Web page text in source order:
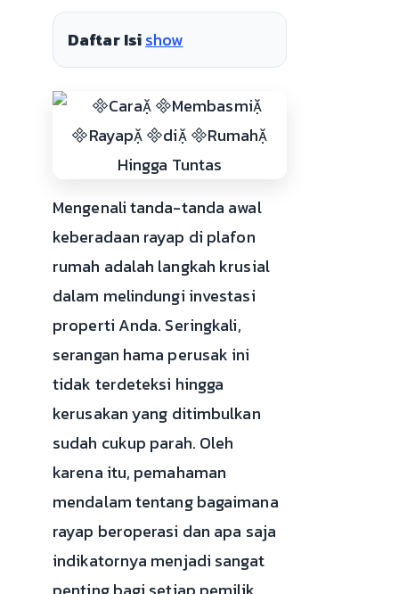
Daftar Isishow
Mengenali tanda-tanda awal
keberadaan rayap di plafon
rumah adalah langkah krusial
dalam melindungi investasi
properti Anda. Seringkali,
serangan hama perusak ini
tidak terdeteksi hingga
kerusakan yang ditimbulkan
sudah cukup parah. Oleh
karena itu, pemahaman
mendalam tentang bagaimana
rayap beroperasi dan apa saja
indikatornya menjadi sangat